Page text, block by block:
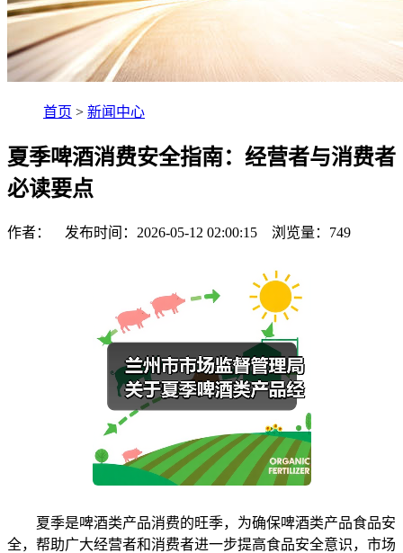
首页 > 新闻中心
夏季啤酒消费安全指南：经营者与消费者
必读要点
作者： 发布时间：2026-05-12 02:00:15 浏览量： 749
夏季是啤酒类产品消费的旺季，为确保啤酒类产品食品安
全，帮助广大经营者和消费者进一步提高食品安全意识，市场